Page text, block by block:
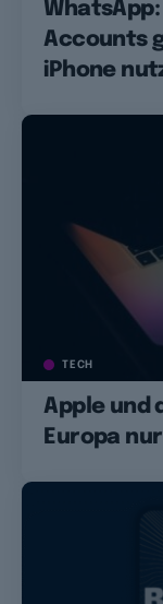
Accounts
iPhone
TECH
Apple und
Europa